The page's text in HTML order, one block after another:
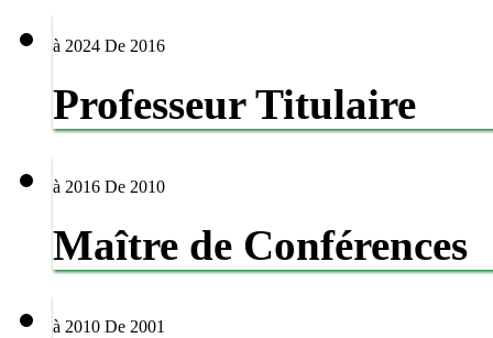
à 2024 De 2016
Professeur Titulaire
à 2016 De 2010
Maître de Conférences
à 2010 De 2001